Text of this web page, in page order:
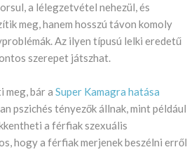
a lélegzetvétel nehezül, és
meg, hanem hosszú távon komoly
Az ilyen típusú lelki eredetű
szerepet játszhat.
meg, bár aSuper Kamagra hatása
pszichés tényezők állnak, mint például
a férfiak szexuális
hogy a férfiak merjenek beszélni erről